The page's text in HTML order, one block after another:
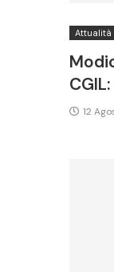
Attualità
12